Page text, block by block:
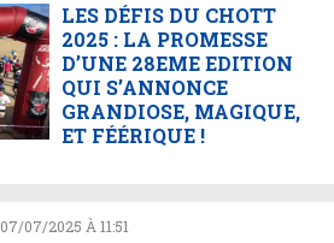
LES DÉFIS DU CHOTT
2025 : LA PROMESSE
D’UNE 28EME EDITION
QUI S’ANNONCE
GRANDIOSE, MAGIQUE,
ET FÉÉRIQUE !
07/07/2025 À 11:51